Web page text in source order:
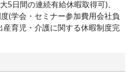
5日間の連続有給休暇取得可)、
(学会・セミナー参加費用会社負
育児・介護に関する休暇制度完